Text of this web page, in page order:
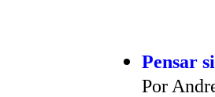
Pensar
Por